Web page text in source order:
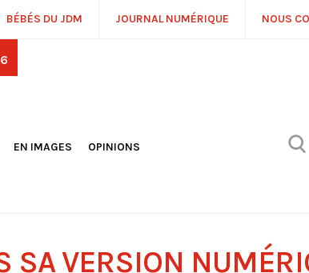
BÉBÉS DU JDM JOURNAL NUMÉRIQUE NOUS
EN IMAGES
OPINIONS
SA VERSION